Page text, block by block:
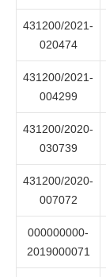
431200/2021-
020474
431200/2021-
004299
431200/2020-
030739
431200/2020-
007072
000000000-
2019000071